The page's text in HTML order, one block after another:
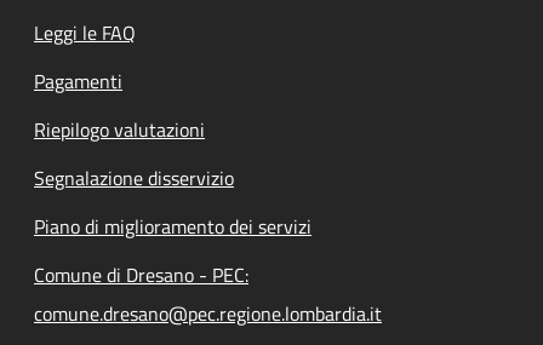
Leggi le FAQ
Pagamenti
Riepilogo valutazioni
Segnalazione disservizio
Piano di miglioramento dei servizi
Comune di Dresano - PEC:
comune.dresano@pec.regione.lombardia.it